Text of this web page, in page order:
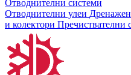
Отводнителни системи
Отводнителни улеи Дренажен
и колектори Пречиствателни